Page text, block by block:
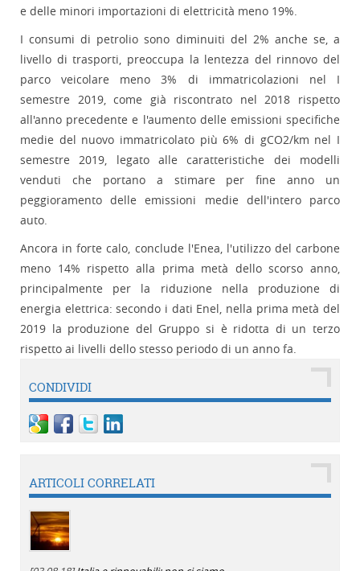
e delle minori importazioni di elettricità meno 19%.
I consumi di petrolio sono diminuiti del 2% anche se, a
livello di trasporti, preoccupa la lentezza del rinnovo del
parco veicolare meno 3% di immatricolazioni nel I
semestre 2019, come già riscontrato nel 2018 rispetto
all'anno precedente e l'aumento delle emissioni specifiche
medie del nuovo immatricolato più 6% di gCO2/km nel I
semestre 2019, legato alle caratteristiche dei modelli
venduti che portano a stimare per fine anno un
peggioramento delle emissioni medie dell'intero parco
auto.
Ancora in forte calo, conclude l'Enea, l'utilizzo del carbone
meno 14% rispetto alla prima metà dello scorso anno,
principalmente per la riduzione nella produzione di
energia elettrica: secondo i dati Enel, nella prima metà del
2019 la produzione del Gruppo si è ridotta di un terzo
rispetto ai livelli dello stesso periodo di un anno fa.
CONDIVIDI
ARTICOLI CORRELATI